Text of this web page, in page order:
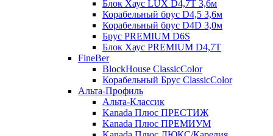
Блок Хаус LUX D4,7T 3,6м
Корабельный брус D4,5 3,6м
Корабельный брус D4D 3,0м
Брус PREMIUM D6S
Блок Хаус PREMIUM D4,7T
FineBer
BlockHouse ClassicColor
Корабельный Брус ClassicColor
Альта-Профиль
Альта-Классик
Kanada Плюс ПРЕСТИЖ
Kanada Плюс ПРЕМИУМ